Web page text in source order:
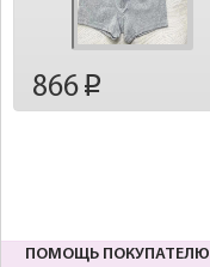
866 p
ПОМОЩЬ ПОКУПАТЕЛЮ